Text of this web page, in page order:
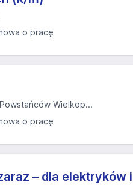
o pracę
Wielkop...
o pracę
– dla elektryków i